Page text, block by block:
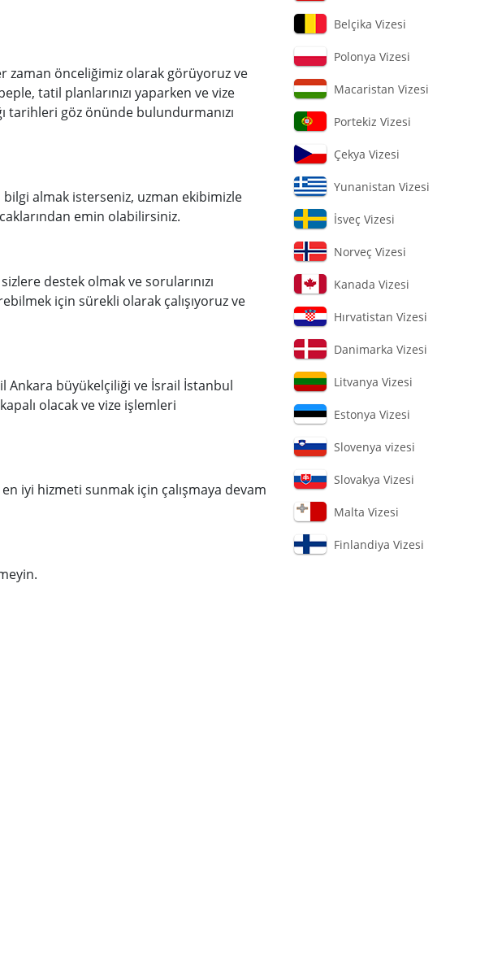
zaman önceliğimiz olarak görüyoruz ve
tatil planlarınızı yaparken ve vize
tarihleri göz önünde bulundurmanızı
bilgi almak isterseniz, uzman ekibimizle
emin olabilirsiniz.
destek olmak ve sorularınızı
için sürekli olarak çalışıyoruz ve
Ankara büyükelçiliği ve İsrail İstanbul
olacak ve vize işlemleri
iyi hizmeti sunmak için çalışmaya devam
Belçika Vizesi
Polonya Vizesi
Macaristan Vizesi
Portekiz Vizesi
Çekya Vizesi
Yunanistan Vizesi
İsveç Vizesi
Norveç Vizesi
Kanada Vizesi
Hırvatistan Vizesi
Danimarka Vizesi
Litvanya Vizesi
Estonya Vizesi
Slovenya vizesi
Slovakya Vizesi
Malta Vizesi
Finlandiya Vizesi